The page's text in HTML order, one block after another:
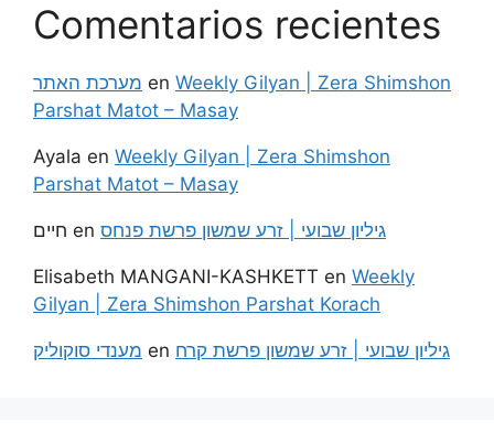
Comentarios recientes
מערכת האתר en Weekly Gilyan | Zera Shimshon
Parshat Matot – Masay
Ayala en Weekly Gilyan | Zera Shimshon
Parshat Matot – Masay
חיים en גיליון שבועי | זרע שמשון פרשת פנחס
Elisabeth MANGANI-KASHKETT en Weekly
Gilyan | Zera Shimshon Parshat Korach
מענדי סוקוליק en גיליון שבועי | זרע שמשון פרשת קרח